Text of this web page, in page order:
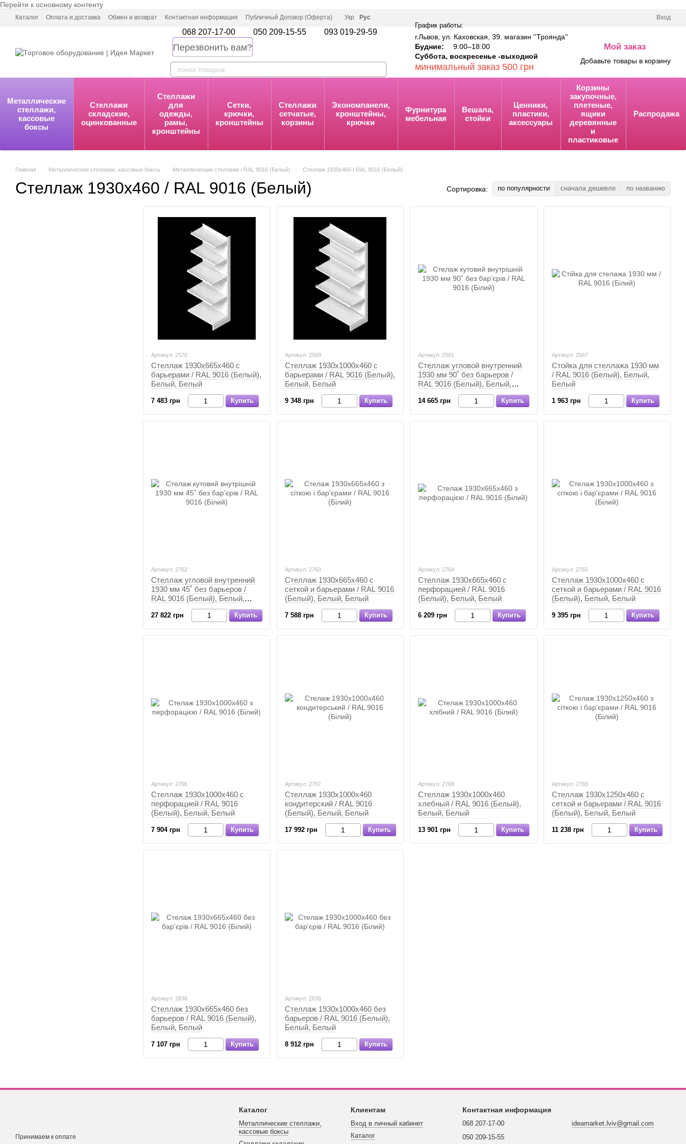
Перейти к основному контенту
Каталог Оплата и доставка Обмен и возврат Контактная информация Публичный Договор (Оферта) Укр Рус Вход
068 207-17-00 050 209-15-55 093 019-29-59
Перезвонить вам?
График работы:
г.Львов, ул. Каховская, 39. магазин ''Троянда''
Будние:
9:00–18:00
Суббота, воскресенье -выходной
минимальный заказ 500 грн
Мой заказ
Добавьте товары в корзину
Металлические
стеллажи,
кассовые
боксы
Стеллажи
складские,
оцинкованные
Стеллажи
для
одежды,
рамы,
кронштейны
Сетки,
крючки,
кронштейны
Стеллажи
сетчатые,
корзины
Экономпанели,
кронштейны,
крючки
Фурнитура
мебельная
Вешала,
стойки
Ценники,
пластики,
аксессуары
Корзины
закупочные,
плетеные,
ящики
деревянные
и
пластиковые
Распродажа
Главная Металлические стеллажи, кассовые боксы Металлические стеллажи / RAL 9016 (Белый) Стеллаж 1930х460 / RAL 9016 (Белый)
Стеллаж 1930х460 / RAL 9016 (Белый) Сортировка: по популярности сначала дешевле по названию
Артикул: 2570
Стеллаж 1930х665х460 с
барьерами / RAL 9016 (Белый),
Белый, Белый
7 483 грн Купить
Артикул: 2569
Стеллаж 1930х1000х460 с
барьерами / RAL 9016 (Белый),
Белый, Белый
9 348 грн Купить
Артикул: 2581
Стеллаж угловой внутренний
1930 мм 90˚ без барьеров /
RAL 9016 (Белый), Белый,
14 665 грн Купить
Артикул: 2567
Стойка для стеллажа 1930 мм
/ RAL 9016 (Белый), Белый,
Белый
1 963 грн Купить
Артикул: 2762
Стеллаж угловой внутренний
1930 мм 45˚ без барьеров /
RAL 9016 (Белый), Белый,
27 822 грн Купить
Артикул: 2763
Стеллаж 1930х665х460 с
сеткой и барьерами / RAL 9016
(Белый), Белый, Белый
7 588 грн Купить
Артикул: 2764
Стеллаж 1930х665х460 с
перфорацией / RAL 9016
(Белый), Белый, Белый
6 209 грн Купить
Артикул: 2765
Стеллаж 1930х1000х460 с
сеткой и барьерами / RAL 9016
(Белый), Белый, Белый
9 395 грн Купить
Артикул: 2766
Стеллаж 1930х1000х460 с
перфорацией / RAL 9016
(Белый), Белый, Белый
7 904 грн Купить
Артикул: 2767
Стеллаж 1930х1000х460
кондитерский / RAL 9016
(Белый), Белый, Белый
17 992 грн Купить
Артикул: 2768
Стеллаж 1930х1000х460
хлебный / RAL 9016 (Белый),
Белый, Белый
13 901 грн Купить
Артикул: 2769
Стеллаж 1930х1250х460 с
сеткой и барьерами / RAL 9016
(Белый), Белый, Белый
11 238 грн Купить
Артикул: 2838
Стеллаж 1930х665х460 без
барьеров / RAL 9016 (Белый),
Белый, Белый
7 107 грн Купить
Артикул: 2839
Стеллаж 1930х1000х460 без
барьеров / RAL 9016 (Белый),
Белый, Белый
8 912 грн Купить
Принимаем к оплате
Каталог
Металлические стеллажи,
кассовые боксы
Клиентам
Вход в личный кабинет
Каталог
Контактная информация
068 207-17-00
050 209-15-55
ideamarket.lviv@gmail.com